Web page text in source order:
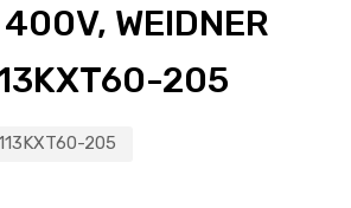
WEIDNER
205
205